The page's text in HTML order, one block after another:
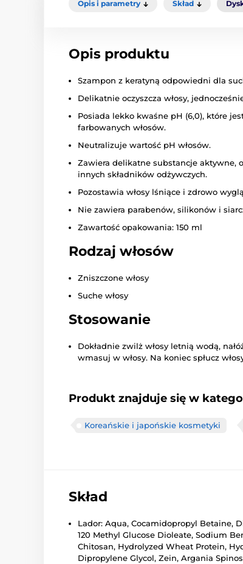
Opis i parametry Skład
Opis produktu
Szampon z keratyną odpowiedni dla
Delikatnie oczyszcza włosy,
Posiada lekko kwaśne pH (6,0), które
farbowanych włosów.
Neutralizuje wartość pH włosów.
Zawiera delikatne substancje aktywne,
innych składników odżywczych.
Pozostawia włosy lśniące i zdrowo
Nie zawiera parabenów, silikonów i
Zawartość opakowania: 150 ml
Rodzaj włosów
Zniszczone włosy
Suche włosy
Stosowanie
Dokładnie zwilż włosy letnią wodą,
wmasuj w włosy. Na koniec spłucz
Produkt znajduje się w
Koreańskie i japońskie kosmetyki
Skład
Lador: Aqua, Cocamidopropyl Betaine,
120 Methyl Glucose Dioleate, Sodium
Chitosan, Hydrolyzed Wheat Protein,
Dipropylene Glycol, Zein, Argania